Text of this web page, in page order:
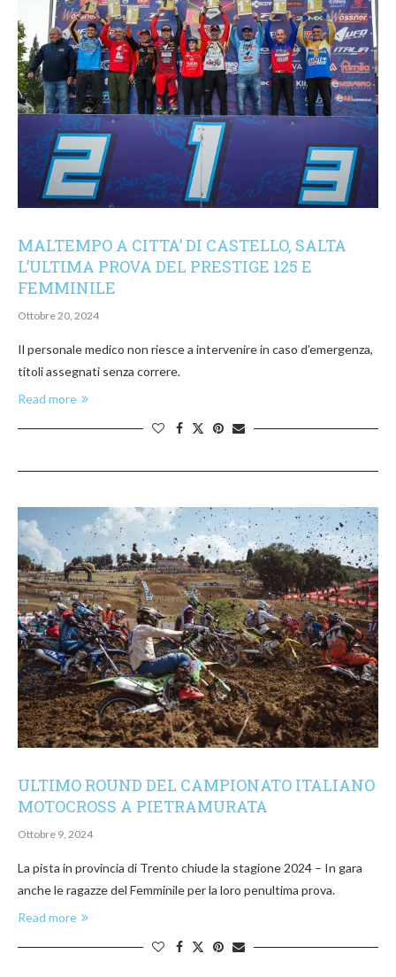
MALTEMPO A CITTA’ DI CASTELLO, SALTA
L’ULTIMA PROVA DEL PRESTIGE 125 E
FEMMINILE
Ottobre 20, 2024
Il personale medico non riesce a intervenire in caso d’emergenza,
titoli assegnati senza correre.
Read more
ULTIMO ROUND DEL CAMPIONATO ITALIANO
MOTOCROSS A PIETRAMURATA
Ottobre 9, 2024
La pista in provincia di Trento chiude la stagione 2024 – In gara
anche le ragazze del Femminile per la loro penultima prova.
Read more